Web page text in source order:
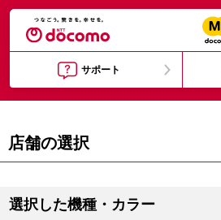
サポート
店舗の選択
選択した機種・カラー